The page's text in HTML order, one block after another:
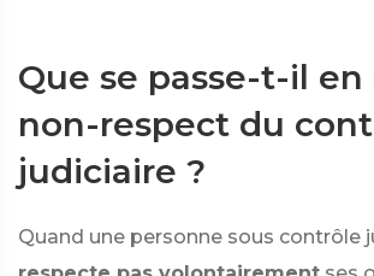
Que se passe-t-il en
non-respect du
judiciaire ?
Quand une personne sous contrôle